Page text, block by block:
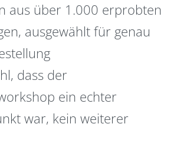
aus über 1.000 erprobten
ausgewählt für genau
dass der
ein echter
war, kein weiterer